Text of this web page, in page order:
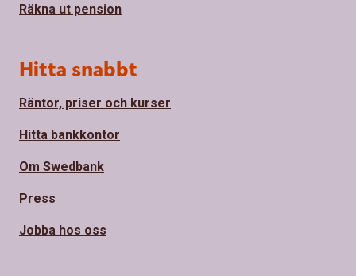
Räkna ut pension
Hitta snabbt
Räntor, priser och kurser
Hitta bankkontor
Om Swedbank
Press
Jobba hos oss